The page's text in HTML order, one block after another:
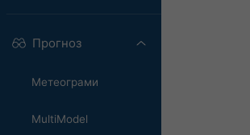
Прогноз
Метеограми
MultiModel